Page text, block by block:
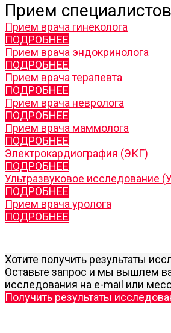
Прием специалистов
Прием врача гинеколога
ПОДРОБНЕЕ
Прием врача эндокринолога
ПОДРОБНЕЕ
Прием врача терапевта
ПОДРОБНЕЕ
Прием врача невролога
ПОДРОБНЕЕ
Прием врача маммолога
ПОДРОБНЕЕ
Электрокардиография (ЭКГ)
ПОДРОБНЕЕ
Ультразвуковое исследование
ПОДРОБНЕЕ
Прием врача уролога
ПОДРОБНЕЕ
Хотите получить результаты
Оставьте запрос и мы вышлем
исследования на e-mail или
Получить результаты